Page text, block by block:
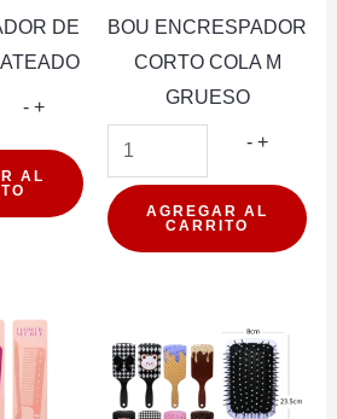
DE
- BOU
APLICADOR
DE
SOMBRA
PLATEADO
+
AL
BOU ENCRESPADOR
CORTO COLA M
GRUESO
- BOU
CORTO
COLA
cantidad
+
AGREGAR AL
CARRITO